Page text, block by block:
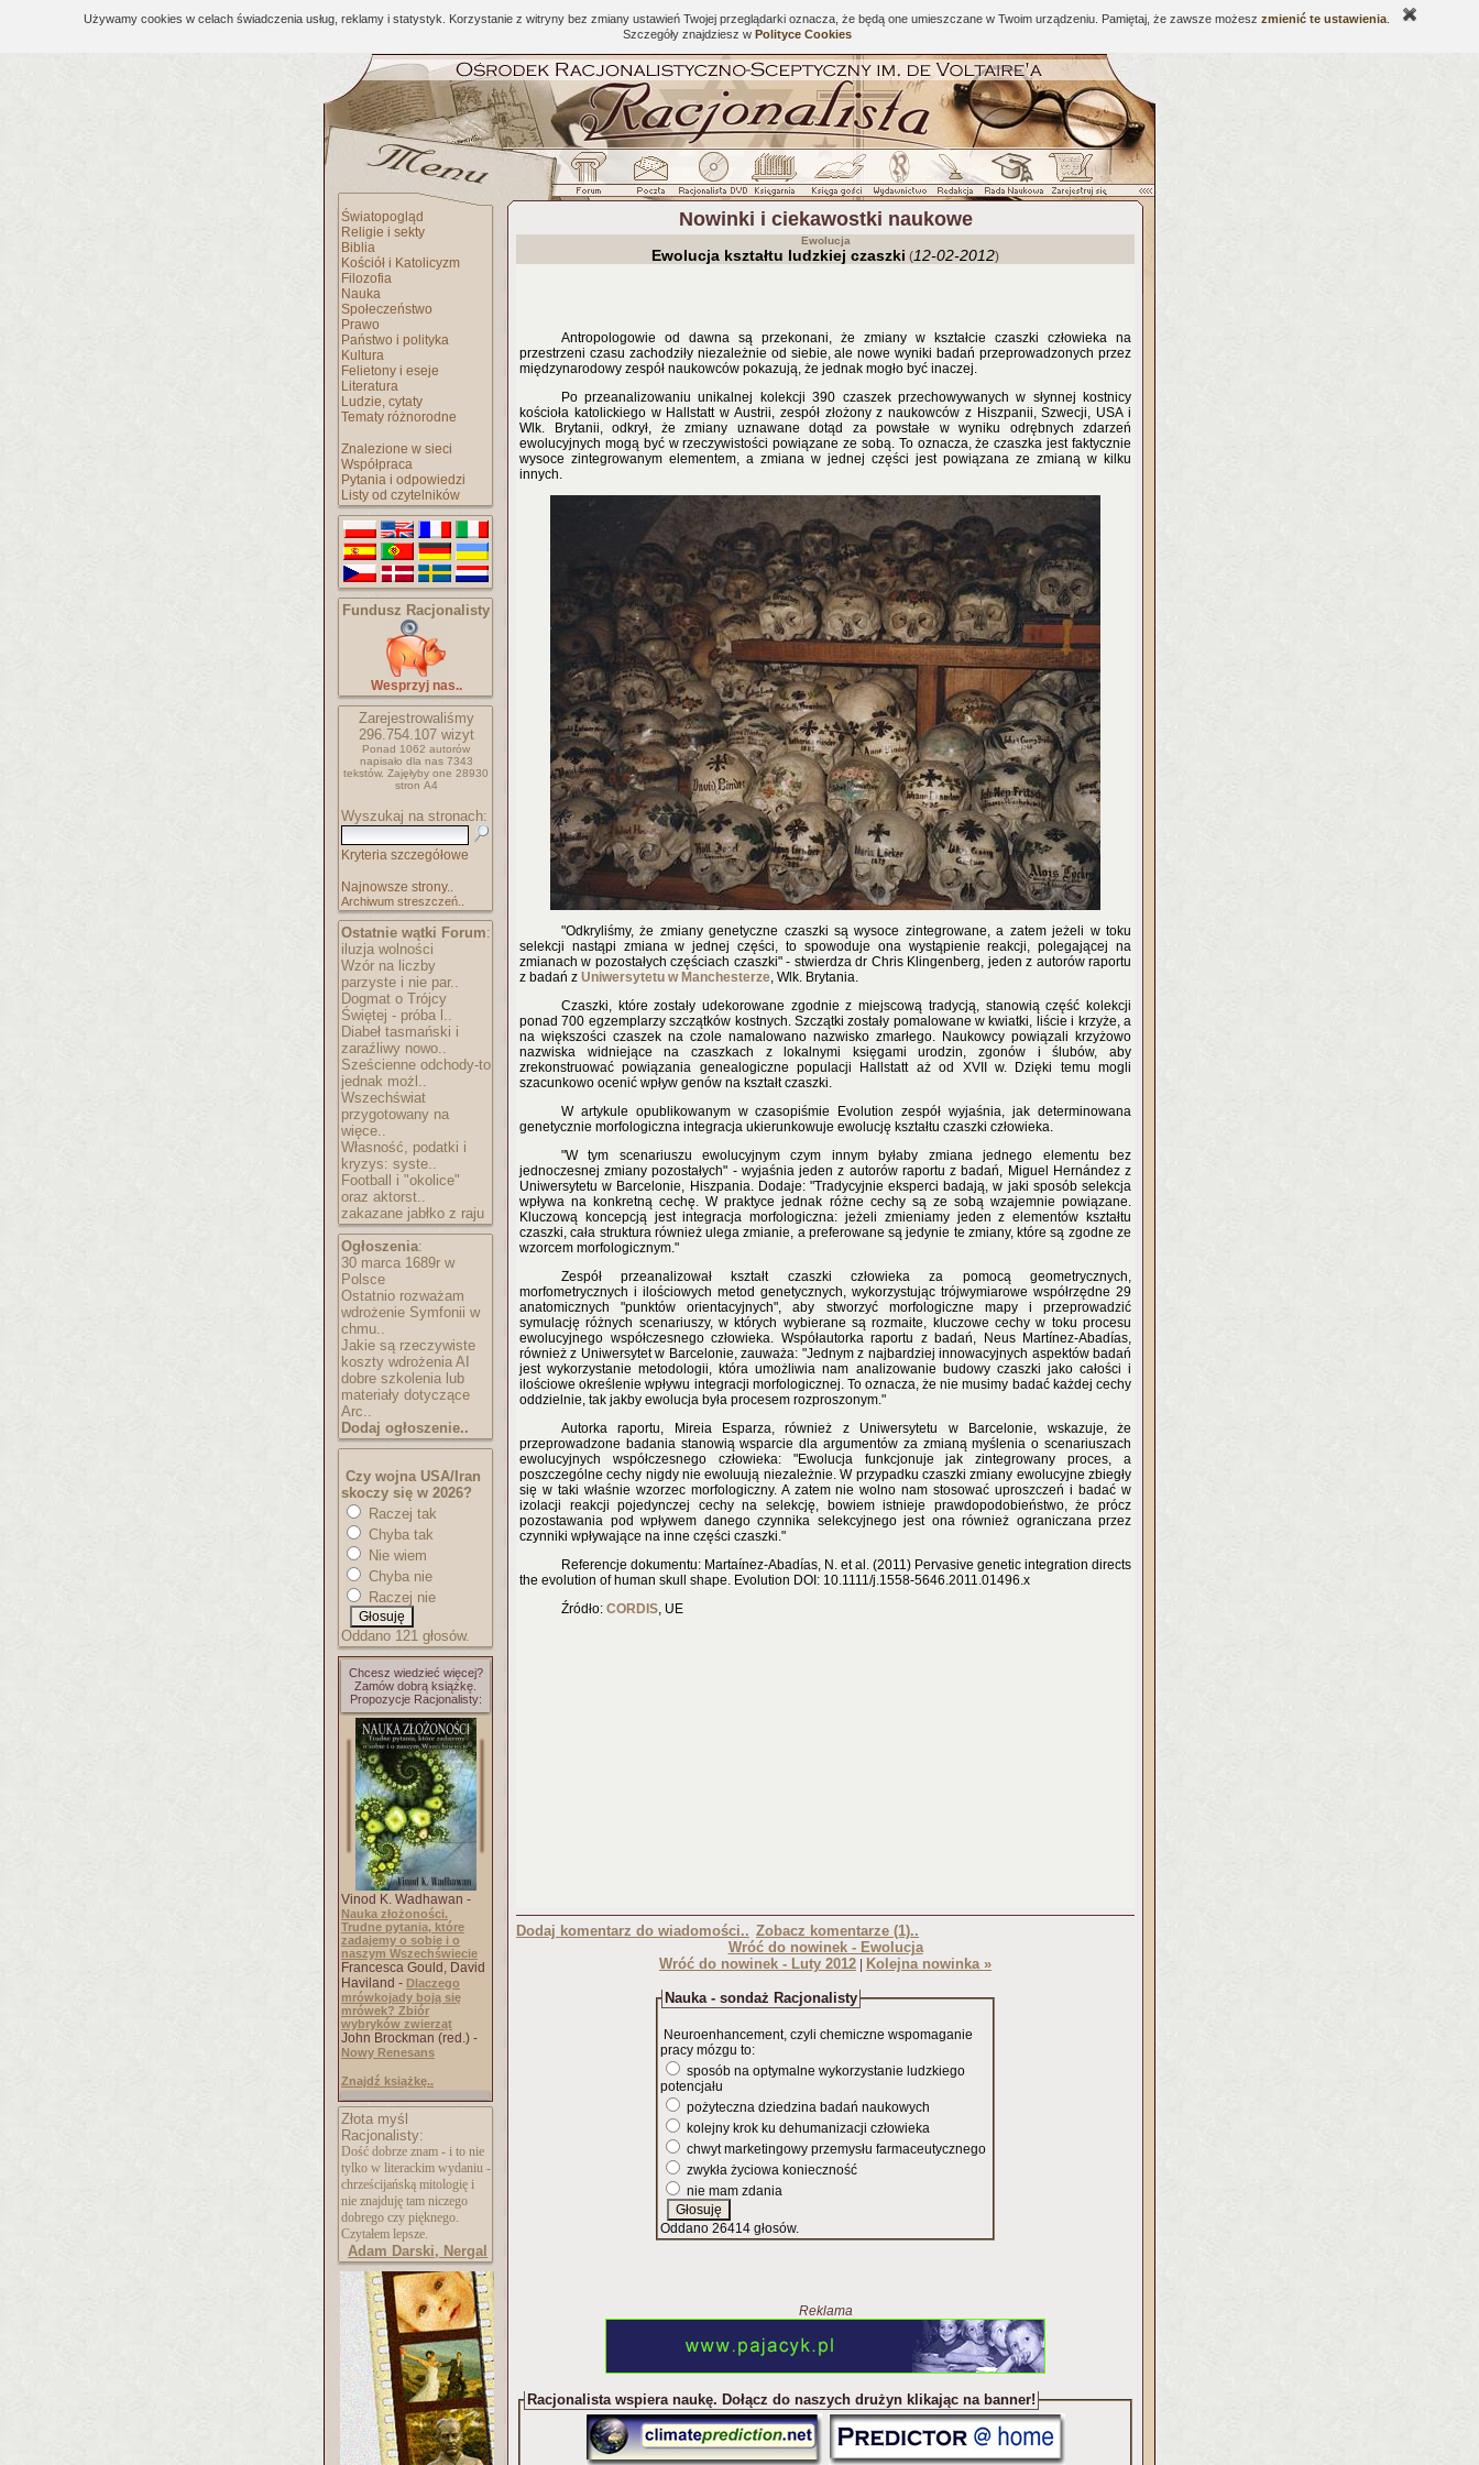
Używamy cookies w celach świadczenia usług, reklamy i statystyk. Korzystanie z witryny bez zmiany ustawień Twojej przeglądarki oznacza, że będą one umieszczane w Twoim urządzeniu. Pamiętaj, że zawsze możesz zmienić te ustawienia
Szczegóły znajdziesz w Polityce Cookies
Światopogląd
Religie i sekty
Biblia
Kościół i Katolicyzm
Filozofia
Nauka
Społeczeństwo
Prawo
Państwo i polityka
Kultura
Felietony i eseje
Literatura
Ludzie, cytaty
Tematy różnorodne
Znalezione w sieci
Współpraca
Pytania i odpowiedzi
Listy od czytelników
Fundusz Racjonalisty
Wesprzyj nas..
Zarejestrowaliśmy
296.754.107wizyt
Ponad 1062 autorów
napisało dla nas 7343
tekstów. Zajęłyby one 28930
stron A4
Wyszukaj na stronach:
Kryteria szczegółowe
Najnowsze strony..
Archiwum streszczeń..
Ostatnie wątki Forum:
iluzja wolności
Wzór na liczby
parzyste i nie par..
Dogmat o Trójcy
Świętej - próba l..
Diabeł tasmański i
zaraźliwy nowo..
Sześcienne odchody-to
jednak możl..
Wszechświat
przygotowany na
więce..
Własność, podatki i
kryzys: syste..
Football i "okolice"
oraz aktorst..
zakazane jabłko z raju
Ogłoszenia:
30 marca 1689r w
Polsce
Ostatnio rozważam
wdrożenie Symfonii w
chmu..
Jakie są rzeczywiste
koszty wdrożenia AI
dobre szkolenia lub
materiały dotyczące
Arc..
Dodaj ogłoszenie..
Czy wojna USA/Iran
skoczy się w 2026?
Raczej tak
Chyba tak
Nie wiem
Chyba nie
Raczej nie
Oddano 121 głosów.
Chcesz wiedzieć więcej?
Zamów dobrą książkę.
Propozycje Racjonalisty:
Vinod K. Wadhawan -
Nauka złożoności.
Trudne pytania, które
zadajemy o sobie i o
naszym Wszechświecie
Francesca Gould, David
Haviland - Dlaczego
mrówkojady boją się
mrówek? Zbiór
wybryków zwierząt
John Brockman (red.) -
Nowy Renesans
Znajdź książkę..
Złota myśl
Racjonalisty:
Dość dobrze znam - i to nie
tylko w literackim wydaniu -
chrześcijańską mitologię i
nie znajduję tam niczego
dobrego czy pięknego.
Czytałem lepsze.
Adam Darski, Nergal
Nowinki i ciekawostki naukowe
Ewolucja
Ewolucja kształtu ludzkiej czaszki (12-02-2012)
Antropol ogowie od dawna są przekonani, że zmiany w kształcie czaszki człowieka na
przestrzeni czasu zachodziły niezależnie od siebie, ale nowe wyniki badań przeprowadzonych przez
międzynarodowy zespół naukowców pokazują, że jednak mogło być inaczej.
Po przeanalizowaniu unikalnej kolekcji 390 czaszek przechowywanych w słynnej kostnicy
kościoła katolickiego w Hallstatt w Austrii, zespół złożony z naukowców z Hiszpanii, Szwecji, USA i
Wlk. Brytanii, odkrył, że zmiany uznawane dotąd za powstałe w wyniku odrębnych zdarzeń
ewolucyjnych mogą być w rzeczywistości powiązane ze sobą. To oznacza, że czaszka jest faktycznie
wysoce zintegrowanym elementem, a zmiana w jednej części jest powiązana ze zmianą w kilku
innych.
"Odkryliśmy, że zmiany genetyczne czaszki są wysoce zintegrowane, a zatem jeżeli w toku
selekcji nastąpi zmiana w jednej części, to spowoduje ona wystąpienie reakcji, polegającej na
zmianach w pozostałych częściach czaszki" - stwierdza dr Chris Klingenberg, jeden z autorów raportu
z badań z Uniwersytetu w Manchesterze, Wlk. Brytania.
Czaszki, które zostały udekorowane zgodnie z miejscową tradycją, stanowią część kolekcji
ponad 700 egzemplarzy szczątków kostnych. Szczątki zostały pomalowane w kwiatki, liście i krzyże, a
na większości czaszek na czole namalowano nazwisko zmarłego. Naukowcy powiązali krzyżowo
nazwiska widniejące na czaszkach z lokalnymi księgami urodzin, zgonów i ślubów, aby
zrekonstruować powiązania genealogiczne populacji Hallstatt aż od XVII w. Dzięki temu mogli
szacunkowo ocenić wpływ genów na kształt czaszki.
W artykule opublikowanym w czasopiśmie Evolution zespół wyjaśnia, jak determinowana
genetycznie morfologiczna integracja ukierunkowuje ewolucję kształtu czaszki człowieka.
"W tym scenariuszu ewolucyjnym czym innym byłaby zmiana jednego elementu bez
jednoczesnej zmiany pozostałych" - wyjaśnia jeden z autorów raportu z badań, Miguel Hernández z
Uniwersytetu w Barcelonie, Hiszpania. Dodaje: "Tradycyjnie eksperci badają, w jaki sposób selekcja
wpływa na konkretną cechę. W praktyce jednak różne cechy są ze sobą wzajemnie powiązane.
Kluczową koncepcją jest integracja morfologiczna: jeżeli zmieniamy jeden z elementów kształtu
czaszki, cała struktura również ulega zmianie, a preferowane są jedynie te zmiany, które są zgodne ze
wzorcem morfologicznym."
Zespół przeanalizował kształt czaszki człowieka za pomocą geometrycznych,
morfometrycznych i ilościowych metod genetycznych, wykorzystując trójwymiarowe współrzędne 29
anatomicznych "punktów orientacyjnych", aby stworzyć morfologiczne mapy i przeprowadzić
symulację różnych scenariuszy, w których wybierane są rozmaite, kluczowe cechy w toku procesu
ewolucyjnego współczesnego człowieka. Współautorka raportu z badań, Neus Martínez-Abadías,
również z Uniwersytet w Barcelonie, zauważa: "Jednym z najbardziej innowacyjnych aspektów badań
jest wykorzystanie metodologii, która umożliwia nam analizowanie budowy czaszki jako całości i
ilościowe określenie wpływu integracji morfologicznej. To oznacza, że nie musimy badać każdej cechy
oddzielnie, tak jakby ewolucja była procesem rozproszonym."
Autorka raportu, Mireia Esparza, również z Uniwersytetu w Barcelonie, wskazuje, że
przeprowadzone badania stanowią wsparcie dla argumentów za zmianą myślenia o scenariuszach
ewolucyjnych współczesnego człowieka: "Ewolucja funkcjonuje jak zintegrowany proces, a
poszczególne cechy nigdy nie ewoluują niezależnie. W przypadku czaszki zmiany ewolucyjne zbiegły
się w taki właśnie wzorzec morfologiczny. A zatem nie wolno nam stosować uproszczeń i badać w
izolacji reakcji pojedynczej cechy na selekcję, bowiem istnieje prawdopodobieństwo, że prócz
pozostawania pod wpływem danego czynnika selekcyjnego jest ona również ograniczana przez
czynniki wpływające na inne części czaszki."
Referencje dokumentu: Martaínez-Abadías, N. et al. (2011) Pervasive genetic integration directs
the evolution of human skull shape. Evolution DOI: 10.1111/j.1558-5646.2011.01496.x
Źródło: CORDIS, UE
Dodaj komentarz do wiadomości.. Zobacz komentarze (1)..
Wróć do nowinek - Ewolucja
Wróć do nowinek - Luty 2012
Kolejna nowinka »
Nauka - sondaż Racjonalisty
Neuroenhancement, czyli chemiczne wspomaganie
pracy mózgu to:
sposób na optymalne wykorzystanie ludzkiego
potencjału
pożyteczna dziedzina badań naukowych
kolejny krok ku dehumanizacji człowieka
chwyt marketingowy przemysłu farmaceutycznego
zwykła życiowa konieczność
nie mam zdania
Oddano 26414 głosów.
Reklama
Racjonalista wspiera naukę. Dołącz do naszych drużyn klikając na banner!